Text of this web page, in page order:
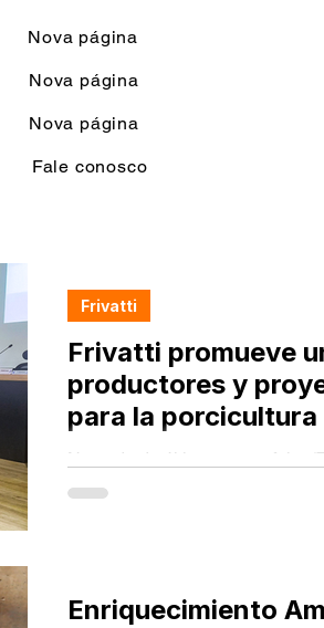
Nova página
Nova página
Nova página
Fale conosco
Frivatti promueve
productores y
para la porcicultura
Na tarde da última quarta-feira
encontro com produtores rurais,
Frivatti
Enriquecimiento